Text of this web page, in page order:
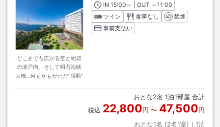
どこまでも広がる空と紺碧
の瀬戸内、そして明石海峡
大橋…何もかもがただ“感動”
INチェックイン
15:00 ～ | OUT チェックアウト
～11:00
ツイン
食事なし
禁煙
事前支払い
おとな2名 1泊1部屋 合計
税込 22,800円 〜 47,500円
おとな1名 (2名1室)｜ 1泊